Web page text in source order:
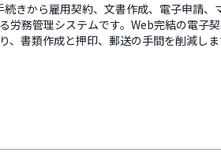
続きから雇用契約、文書作成、電子申請、
労務管理システムです。Web完結の電子
、書類作成と押印、郵送の手間を削減し
までデータをつなげられる点や、設定代